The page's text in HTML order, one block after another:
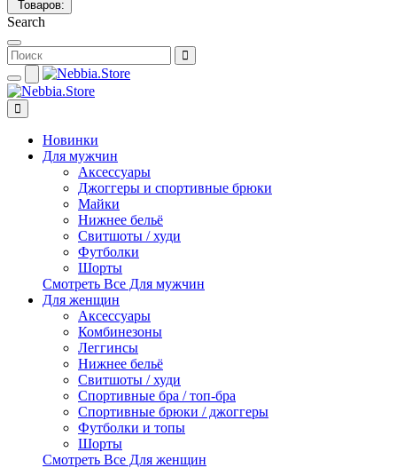
Товаров:
Search
Новинки
Для мужчин
Аксессуары
Джоггеры и спортивные брюки
Майки
Нижнее бельё
Свитшоты / худи
Футболки
Шорты
Смотреть Все Для мужчин
Для женщин
Аксессуары
Комбинезоны
Леггинсы
Нижнее бельё
Свитшоты / худи
Спортивные бра / топ-бра
Спортивные брюки / джоггеры
Футболки и топы
Шорты
Смотреть Все Для женщин